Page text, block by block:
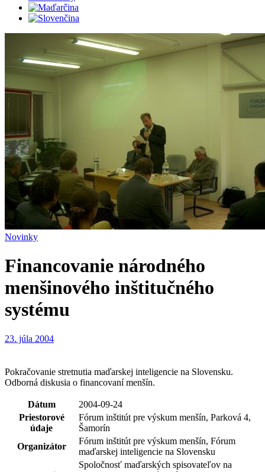
Novinky
Financovanie národného
menšinového inštitučného
systému
23. júla 2004
Pokračovanie stretnutia maďarskej inteligencie na Slovensku.
Odborná diskusia o financovaní menšín.
Dátum
2004-09-24
Priestorové
údaje
Fórum inštitút pre výskum menšín, Parková 4,
Šamorín
Organizátor
Fórum inštitút pre výskum menšín, Fórum
maďarskej inteligencie na Slovensku
Spoločnosť maďarských spisovateľov na